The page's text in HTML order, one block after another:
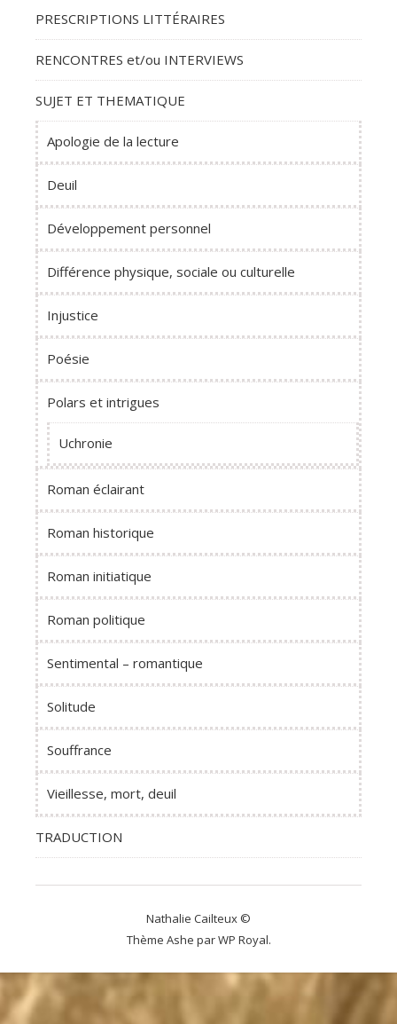
PRESCRIPTIONS LITTÉRAIRES
RENCONTRES et/ou INTERVIEWS
SUJET ET THEMATIQUE
Apologie de la lecture
Deuil
Développement personnel
Différence physique, sociale ou culturelle
Injustice
Poésie
Polars et intrigues
Uchronie
Roman éclairant
Roman historique
Roman initiatique
Roman politique
Sentimental – romantique
Solitude
Souffrance
Vieillesse, mort, deuil
TRADUCTION
Nathalie Cailteux ©
Thème Ashe parWP Royal.